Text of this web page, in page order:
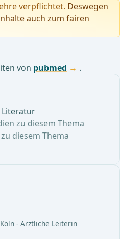
Literatur
zu diesem Thema
diesem Thema
- Ärztliche Leiterin
verpflichtet. Deswegen
auch zum fairen
von pubmed .